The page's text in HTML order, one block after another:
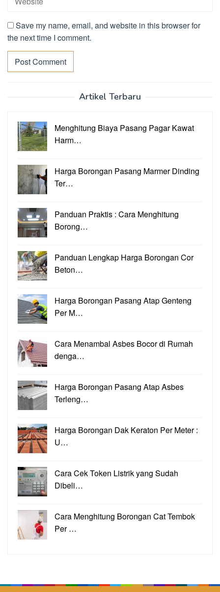
Save my name, email, and website in this browser for
the next time I comment.
Artikel Terbaru
Menghitung Biaya Pasang Pagar Kawat
Harm…
Harga Borongan Pasang Marmer Dinding
Ter…
Panduan Praktis : Cara Menghitung
Borong…
Panduan Lengkap Harga Borongan Cor
Beton…
Harga Borongan Pasang Atap Genteng
Per M…
Cara Menambal Asbes Bocor di Rumah
denga…
Harga Borongan Pasang Atap Asbes
Terleng…
Harga Borongan Dak Keraton Per Meter :
U…
Cara Cek Token Listrik yang Sudah
Dibeli…
Cara Menghitung Borongan Cat Tembok
Per …